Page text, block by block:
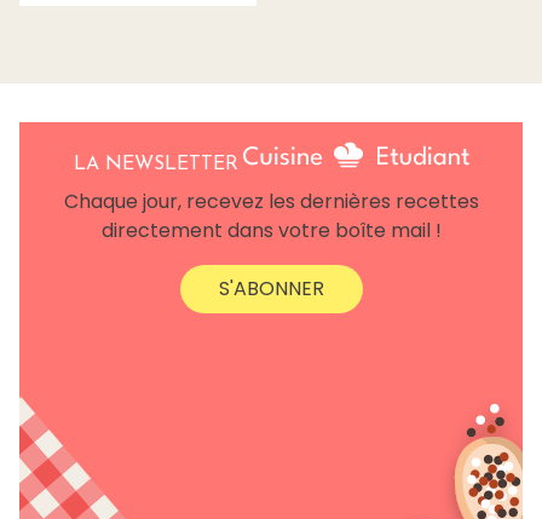
LA NEWSLETTER
Chaque jour, recevez les dernières recettes
directement dans votre boîte mail !
S'ABONNER